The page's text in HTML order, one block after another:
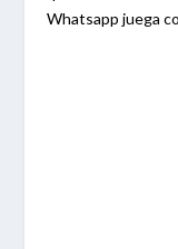
Whatsapp juega